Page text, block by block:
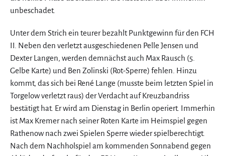
unbeschadet.
Unter dem Strich ein teurer bezahlt Punktgewinn für den FCH
II. Neben den verletzt ausgeschiedenen Pelle Jensen und
Dexter Langen, werden demnächst auch Max Rausch (5.
Gelbe Karte) und Ben Zolinski (Rot-Sperre) fehlen. Hinzu
kommt, das sich bei René Lange (musste beim letzten Spiel in
Torgelow verletzt raus) der Verdacht auf Kreuzbandriss
bestätigt hat. Er wird am Dienstag in Berlin operiert. Immerhin
ist Max Kremer nach seiner Roten Karte im Heimspiel gegen
Rathenow nach zwei Spielen Sperre wieder spielberechtigt.
Nach dem Nachholspiel am kommenden Sonnabend gegen